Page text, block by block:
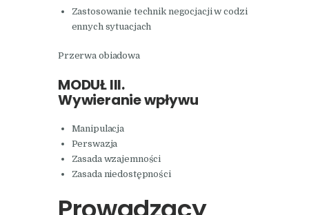
Zastosowanie technik negocjacji w codzi
ennych sytuacjach
Przerwa obiadowa
MODUŁ III.
Wywieranie wpływu
Manipulacja
Perswazja
Zasada wzajemności
Zasada niedostępności